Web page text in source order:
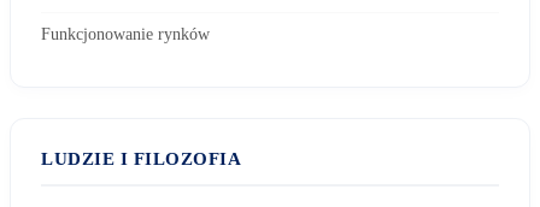
Funkcjonowanie rynków
LUDZIE I FILOZOFIA